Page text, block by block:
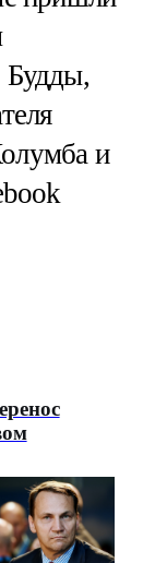
Будды,
и